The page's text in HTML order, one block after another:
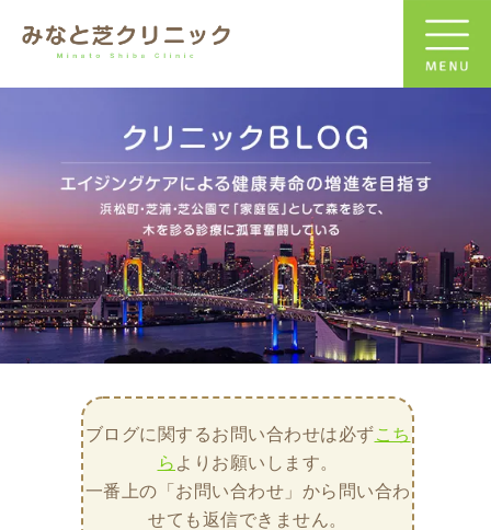
ブログに関するお問い合わせは必ずこち
ら よりお願いします。
一番上の「お問い合わせ」から問い合わ
せても返信できません。